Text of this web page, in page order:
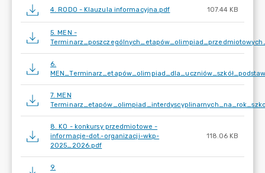
4. RODO - Klauzula informacyjna.pdf 107.44 KB
5. MEN -
6.
7. MEN
8. KO - konkursy przedmiotowe -
informacje-dot.-organizacji-wkp-
2025_2026.pdf
118.06 KB
9.